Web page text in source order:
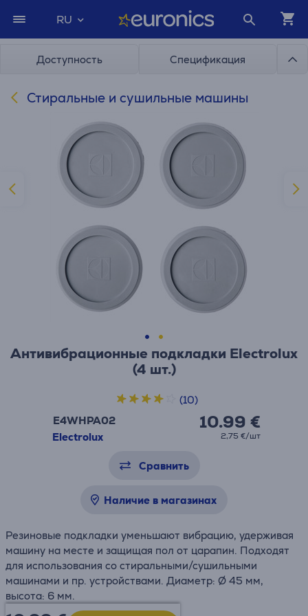
RU
Доступность Спецификация
Стиральные и сушильные машины
Антивибрационные подкладки Electrolux
(4 шт.)
E4WHPA02
Electrolux
10.99 €
2,75 €/шт
(10)
Сравнить
Наличие в магазинах
Резиновые подкладки уменьшают вибрацию, удерживая
машину на месте и защищая пол от царапин. Подходят
для использования со стиральными/сушильными
машинами и пр. устройствами. Диаметр: Ø 45 мм,
высота: 6 мм.